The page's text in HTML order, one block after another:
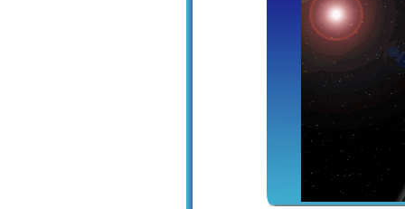
[展示会出展]